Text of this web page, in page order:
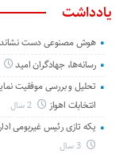
یادداشت
هوش مصنوعی دست نشانده
رسانه‌ها، جهادگران امید
تحلیل و بررسی موفقیت
انتخابات اهواز
2 سال
یکه تازی رئیس غیربومی
3 سال